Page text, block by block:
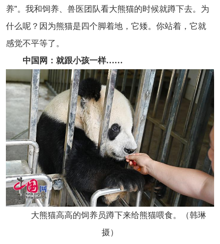
养”。我和饲养、兽医团队看大熊猫的时候就蹲下去。为
什么呢？因为熊猫是四个脚着地，它矮。你站着，它就
感觉不平等了。
中国网：就跟小孩一样……
大熊猫高高的饲养员蹲下来给熊猫喂食。（韩琳
摄）